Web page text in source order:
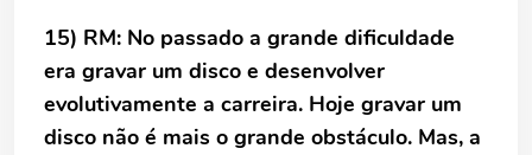
15) RM: No passado a grande dificuldade
era gravar um disco e desenvolver
evolutivamente a carreira. Hoje gravar um
disco não é mais o grande obstáculo. Mas, a